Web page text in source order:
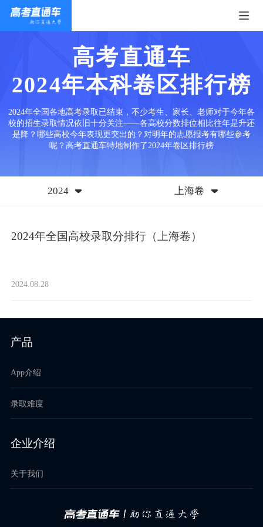
高考直通车
2024年本科卷区排行榜
2024年全国各地高考录取已结束，不少考生、家长、老师对于今年各
校的招生录取情况依旧十分关注——各高校分数排位相比往年是升还
是降？哪些高校今年表现更突出的？对明年的志愿报考有哪些参考
呢？高考直通车特地制作了2024年卷区排行榜
2024 上海卷
2024年全国高校录取分排行（上海卷）
2024.08.28
产品
App介绍
录取难度
企业介绍
关于我们